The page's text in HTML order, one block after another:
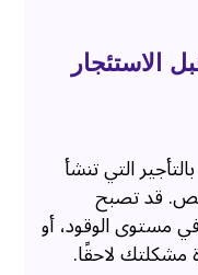
الاستئجار
التي تنشأ
قد تصبح
مستوى الوقود، أو
مشكلتك لاحقًا.